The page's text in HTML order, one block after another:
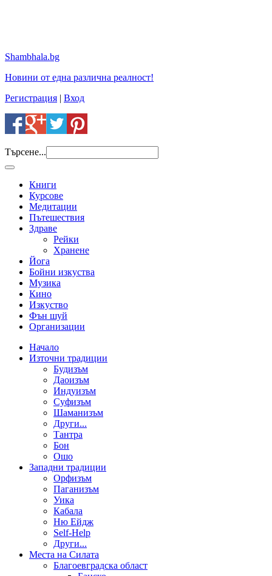
Shambhala.bg
Новини от една различна реалност!
Регистрация | Вход
Търсене...
Книги
Курсове
Медитации
Пътешествия
Здраве
Рейки
Хранене
Йога
Бойни изкуства
Музика
Кино
Изкуство
Фън шуй
Организации
Начало
Източни традиции
Будизъм
Даоизъм
Индуизъм
Суфизъм
Шаманизъм
Други...
Тантра
Бон
Ошо
Западни традиции
Орфизъм
Паганизъм
Уика
Кабала
Ню Ейдж
Self-Help
Други...
Места на Силата
Благоевградска област